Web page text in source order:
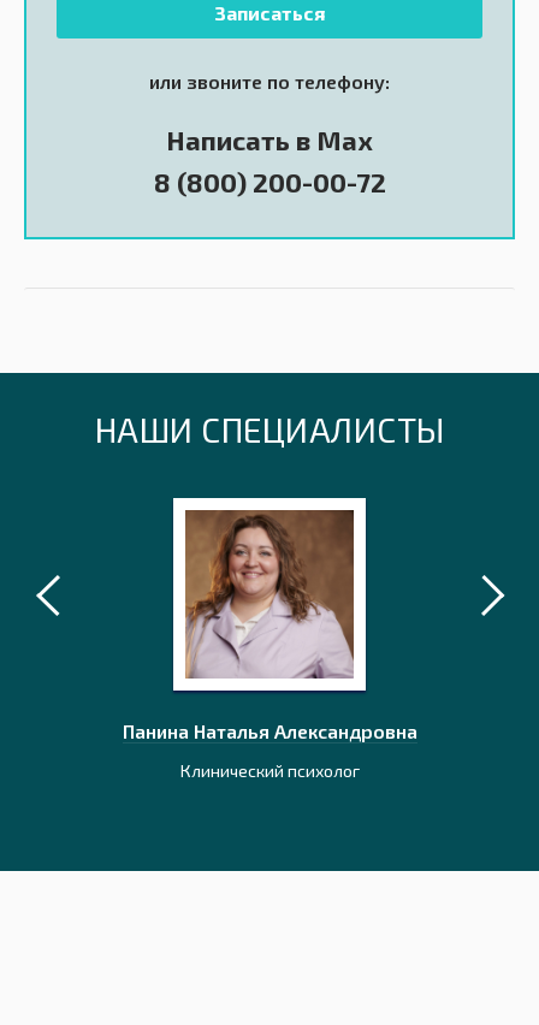
Записаться
или звоните по телефону:
Написать в Max
8 (800) 200-00-72
НАШИ СПЕЦИАЛИСТЫ
Панина Наталья Александровна
Клинический психолог